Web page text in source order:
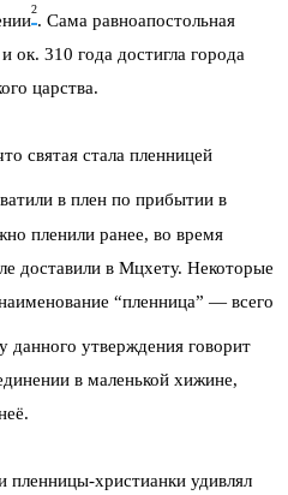
2
. Сама равноапостольная
ок. 310 года достигла города
царства.
святая стала пленницей
в плен по прибытии в
пленили ранее, во время
доставили в Мцхету. Некоторые
“пленница” — всего
данного утверждения говорит
в маленькой хижине,
христианки удивлял